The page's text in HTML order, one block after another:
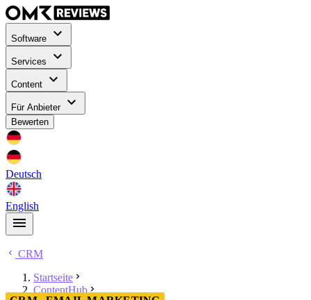
Software
Services
Content
Für Anbieter
Bewerten
Deutsch
English
CRM
Startseite
ContentHub